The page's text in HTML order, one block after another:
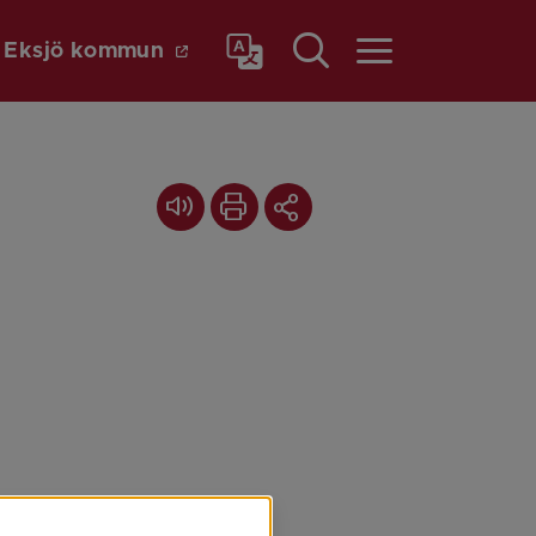
Eksjö kommun Länk till annan webbplats.
Meny